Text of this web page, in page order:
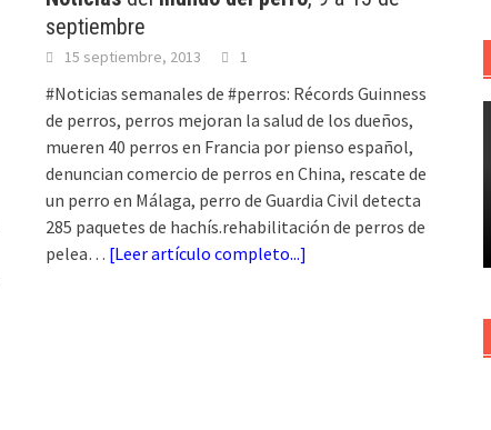
septiembre
15 septiembre, 2013 1
#Noticias semanales de #perros: Récords Guinness
de perros, perros mejoran la salud de los dueños,
mueren 40 perros en Francia por pienso español,
denuncian comercio de perros en China, rescate de
un perro en Málaga, perro de Guardia Civil detecta
285 paquetes de hachís.rehabilitación de perros de
pelea… [Leer artículo completo...]